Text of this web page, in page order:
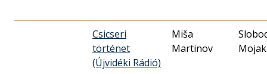
Csicseri
történet
(Újvidéki Rádió)
Miša
Martinov
Mojak